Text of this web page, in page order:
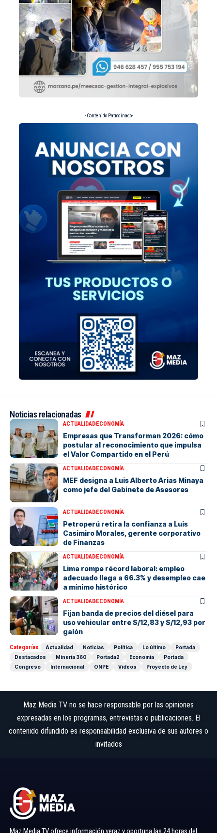
- Contenido Patrocinado-
Noticias relacionadas
ACTUALIDADECONOMÍA
Empresas que Transforman 2026: cómo
postular al reconocimiento que impulsa
el Valor Compartido en el Perú
ACTUALIDADECONOMÍA
MEF designa a Luis Alberto Arias Minaya
como jefe del Gabinete de Asesores
ACTUALIDADECONOMÍA
Petroperú retira la confianza a Luis
Casimiro Morales, gerente corporativo
de Finanzas
ACTUALIDADECONOMÍA
Lima rompe récord laboral: empleo
adecuado llega a 66.3% y desempleo cae
a mínimo histórico
ACTUALIDADECONOMÍA
Fijan banda de precios del diésel para
uso vehicular entre S/12,83 y S/12,93 por
galón
Categorías Actualidad Noticias Política Lo último
Portada
Destacados
Minería 360 Portada2 Economía
Portada
Congreso
Internacional ONPE Videos Proyecto de Ley
Maz Media TV no se hace responsable por las opiniones
expresadas en los programas, entrevistas o publicaciones. El
contenido difundido es responsabilidad exclusiva de sus autores o
invitados
Maz Media TV ofrece información veraz y oportuna las 24 horas del